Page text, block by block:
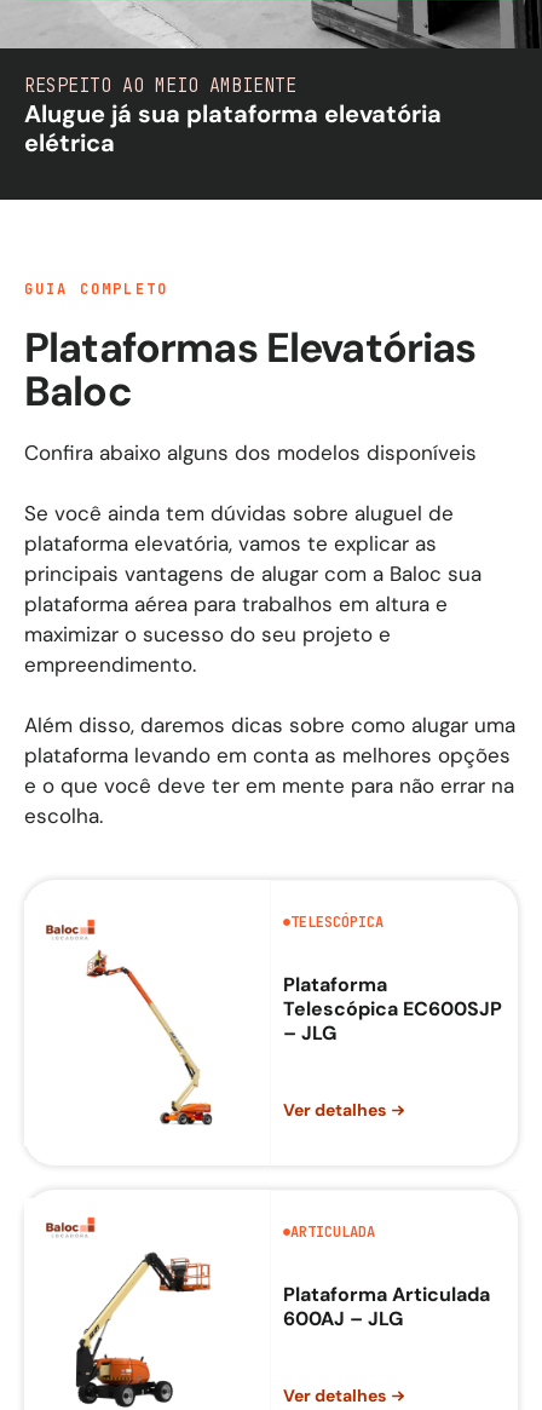
RESPEITO AO MEIO AMBIENTE
Alugue já sua plataforma elevatória
elétrica
GUIA COMPLETO
Plataformas Elevatórias
Baloc
Confira abaixo alguns dos modelos disponíveis
Se você ainda tem dúvidas sobre aluguel de
Além disso, daremos dicas sobre como alugar uma